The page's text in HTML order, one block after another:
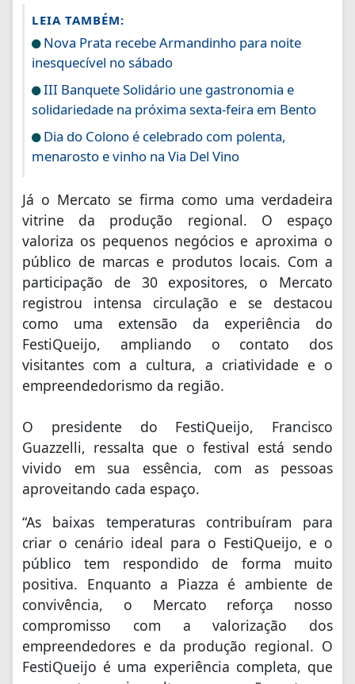
LEIA TAMBÉM:
Nova Prata recebe Armandinho para noite
inesquecível no sábado
III Banquete Solidário une gastronomia e
solidariedade na próxima sexta-feira em Bento
Dia do Colono é celebrado com polenta,
menarosto e vinho na Via Del Vino
Já o Mercato se firma como uma verdadeira
vitrine da produção regional. O espaço
valoriza os pequenos negócios e aproxima o
público de marcas e produtos locais. Com a
participação de 30 expositores, o Mercato
registrou intensa circulação e se destacou
como uma extensão da experiência do
FestiQueijo, ampliando o contato dos
visitantes com a cultura, a criatividade e o
empreendedorismo da região.
O presidente do FestiQueijo, Francisco
Guazzelli, ressalta que o festival está sendo
vivido em sua essência, com as pessoas
aproveitando cada espaço.
“As baixas temperaturas contribuíram para
criar o cenário ideal para o FestiQueijo, e o
público tem respondido de forma muito
positiva. Enquanto a Piazza é ambiente de
convivência, o Mercato reforça nosso
compromisso com a valorização dos
empreendedores e da produção regional. O
FestiQueijo é uma experiência completa, que